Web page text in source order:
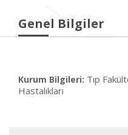
Genel Bilgiler
Kurum Bilgileri: Tıp
Hastalıkları